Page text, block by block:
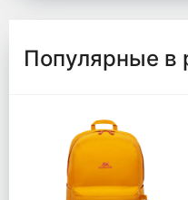
Популярные в